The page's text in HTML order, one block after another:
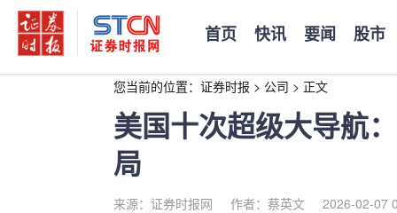
首页 快讯 要闻 股市
您当前的位置： 证券时报 > 公司 > 正文
美国十次超级大导航
局
来源：证券时报网 作者：蔡英文 2026-02-07